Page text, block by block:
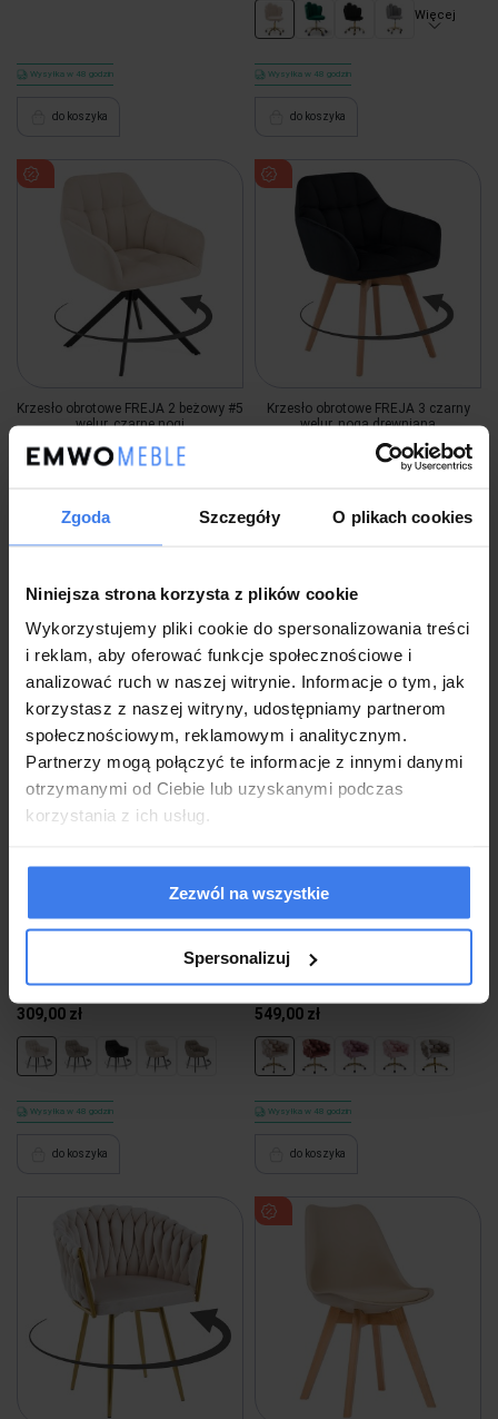
Zgoda Szczegóły O plikach cookies
Niniejsza strona korzysta z plików cookie
Wykorzystujemy pliki cookie do spersonalizowania treści
i reklam, aby oferować funkcje społecznościowe i
analizować ruch w naszej witrynie. Informacje o tym, jak
korzystasz z naszej witryny, udostępniamy partnerom
społecznościowym, reklamowym i analitycznym.
Partnerzy mogą połączyć te informacje z innymi danymi
otrzymanymi od Ciebie lub uzyskanymi podczas
korzystania z ich usług.
Zezwól na wszystkie
Spersonalizuj
Wysyłka w 48 godzin
do koszyka
Więcej
Wysyłka w 48 godzin
do koszyka
Krzesło obrotowe FREJA 2 beżowy #5
welur, czarne nogi
Wysyłka w 48 godzin
do koszyka
Krzesło obrotowe FREJA 3 czarny
welur, noga drewniana
Wysyłka w 48 godzin
do koszyka
Krzesło obrotowe FREJA beżowy #5
309,00 zł
Wysyłka w 48 godzin
do koszyka
Krzesło fotelowe obrotowe BALLOON
549,00 zł
Wysyłka w 48 godzin
do koszyka